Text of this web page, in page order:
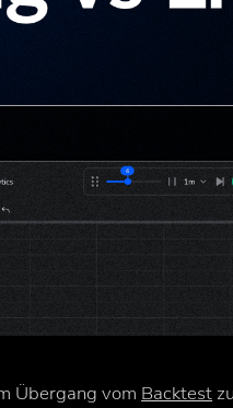
Übergang vom Backtest